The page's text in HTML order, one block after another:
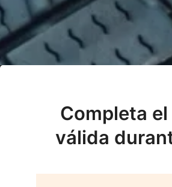
Completa
válida